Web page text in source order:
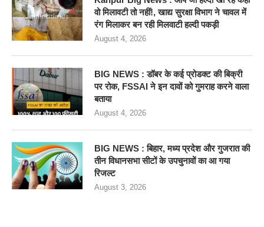
वो मिलावटी तो नहीं!, खाद्य सुरक्षा विभाग ने चावल में
रंग मिलाकर बन रही मिलवाटी हल्दी पकड़ी
August 4, 2026
BIG NEWS : डॉबर के कई प्रोडक्ट की बिक्री
पर रोक, FSSAI ने इन दावों को गुमराह करने वाला
बताया
August 4, 2026
BIG NEWS : बिहार, मध्य प्रदेश और गुजरात की
तीन विधानसभा सीटों के उपचुनावों का आ गया
रिजल्ट
August 3, 2026